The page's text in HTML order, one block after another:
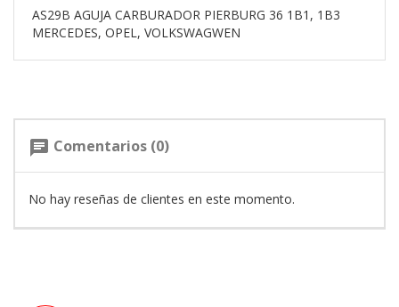
AS29B AGUJA CARBURADOR PIERBURG 36 1B1, 1B3
MERCEDES, OPEL, VOLKSWAGWEN
chat Comentarios (0)
No hay reseñas de clientes en este momento.